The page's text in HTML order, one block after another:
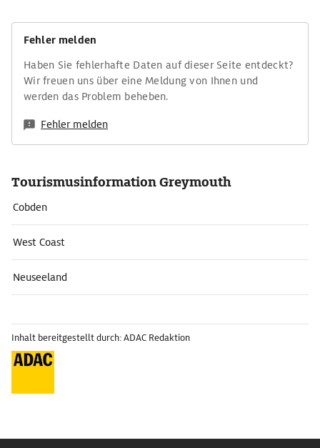
Fehler melden
Haben Sie fehlerhafte Daten auf dieser Seite entdeckt?
Wir freuen uns über eine Meldung von Ihnen und
werden das Problem beheben.
Fehler melden
Tourismusinformation Greymouth
Cobden
West Coast
Neuseeland
Inhalt bereitgestellt durch: ADAC Redaktion